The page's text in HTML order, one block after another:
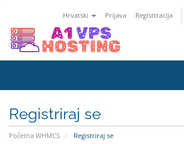
Hrvatski Prijava Registtracija
Registriraj se
Početna WHMCS Registriraj se